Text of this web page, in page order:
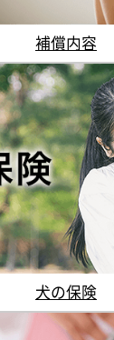
補償内容
犬の保険